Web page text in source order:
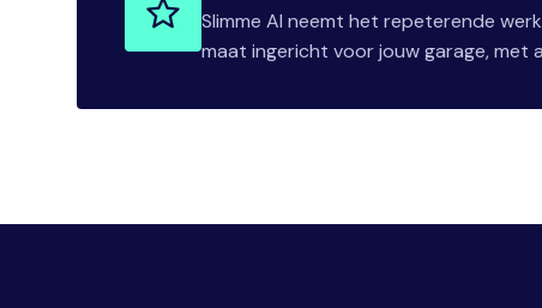
Slimme AI neemt het repeterende
maat ingericht voor jouw garage, met